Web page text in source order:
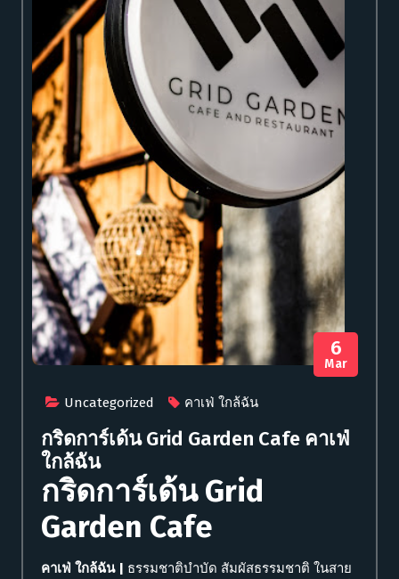
Uncategorized คาเฟ่ ใกล้ฉัน
6
Mar
กริดการ์เด้น Grid Garden Cafe คาเฟ่
ใกล้ฉัน
กริดการ์เด้น Grid
Garden Cafe
คาเฟ่ ใกล้ฉัน | ธรรมชาติบำบัด สัมผัสธรรมชาติ ในสาย